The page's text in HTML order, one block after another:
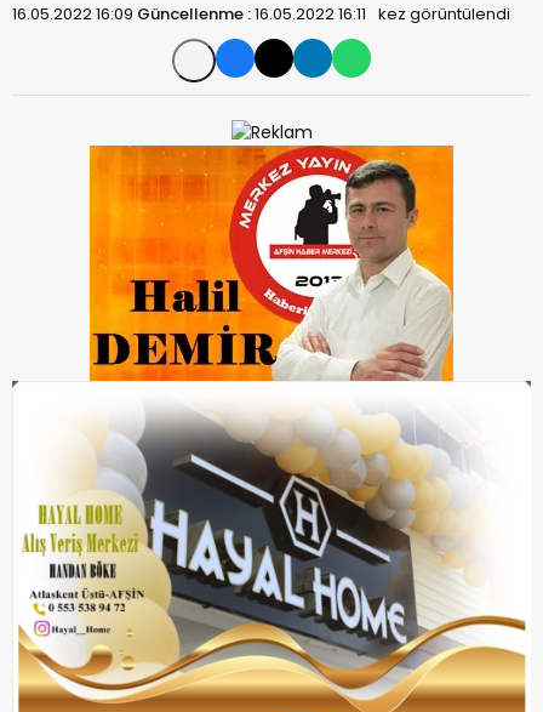
16.05.2022 16:09 Güncellenme :16.05.2022 16:11 kez görüntülendi